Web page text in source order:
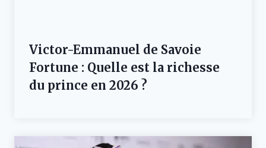
Victor-Emmanuel de Savoie
Fortune : Quelle est la richesse
du prince en 2026 ?